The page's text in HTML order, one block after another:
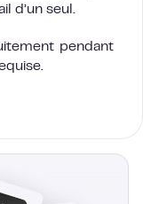
d’un seul.
pendant